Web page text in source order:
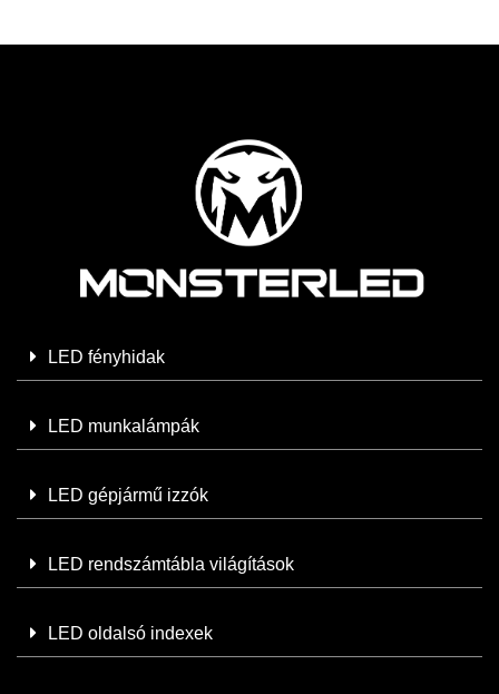
LED fényhidak
LED munkalámpák
LED gépjármű izzók
LED rendszámtábla világítások
LED oldalsó indexek